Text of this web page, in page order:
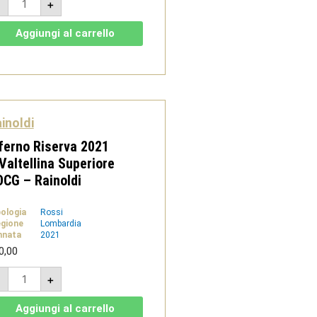
2022
-
Valtellina
Superiore
DOCG
+
Aggiungi al carrello
Riserva 2021
Superiore
– Rainoldi
Rossi
Lombardia
2021
Inferno
Riserva
2021
Valtellina
+
Aggiungi al carrello